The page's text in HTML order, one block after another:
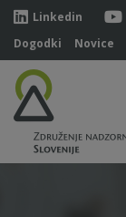
Linkedin
Dogodki
Novice